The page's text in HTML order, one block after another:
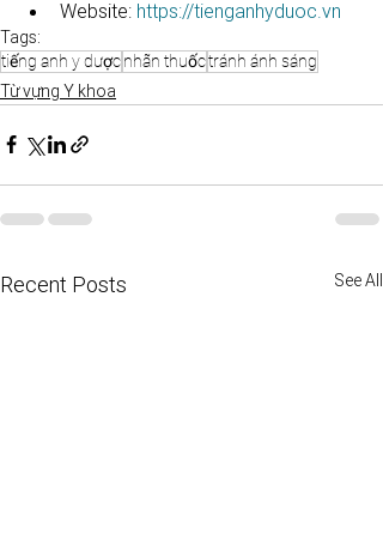
Website: https://tienganhyduoc.vn
Tags:
tiếng anh y dượcnhãn thuốctránh ánh sáng
Từ vựng Y khoa
Recent Posts See All